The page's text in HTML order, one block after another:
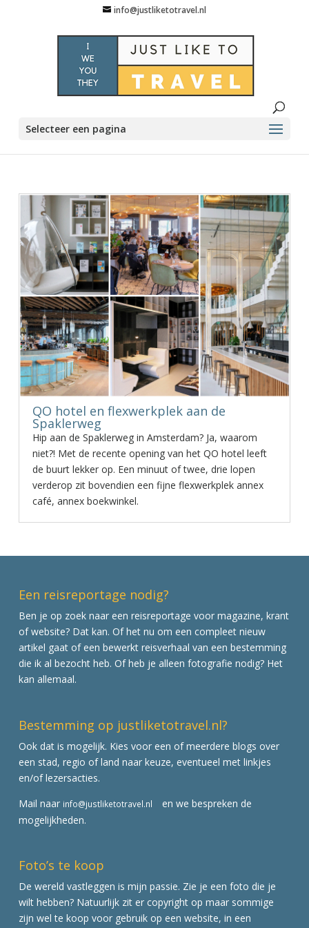
info@justliketotravel.nl
Selecteer een pagina
QO hotel en flexwerkplek aan de
Spaklerweg
Hip aan de Spaklerweg in Amsterdam? Ja, waarom
niet?! Met de recente opening van het QO hotel leeft
de buurt lekker op. Een minuut of twee, drie lopen
verderop zit bovendien een fijne flexwerkplek annex
café, annex boekwinkel.
Een reisreportage nodig?
Ben je op zoek naar een reisreportage voor magazine, krant
of website? Dat kan. Of het nu om een compleet nieuw
artikel gaat of een bewerkt reisverhaal van een bestemming
die ik al bezocht heb. Of heb je alleen fotografie nodig? Het
kan allemaal.
Bestemming op justliketotravel.nl?
Ook dat is mogelijk. Kies voor een of meerdere blogs over
een stad, regio of land naar keuze, eventueel met linkjes
en/of lezersacties.
Mail naar info@justliketotravel.nl
en we bespreken de
mogelijkheden.
Foto’s te koop
De wereld vastleggen is mijn passie. Zie je een foto die je
wilt hebben? Natuurlijk zit er copyright op maar sommige
zijn wel te koop voor gebruik op een website, in een